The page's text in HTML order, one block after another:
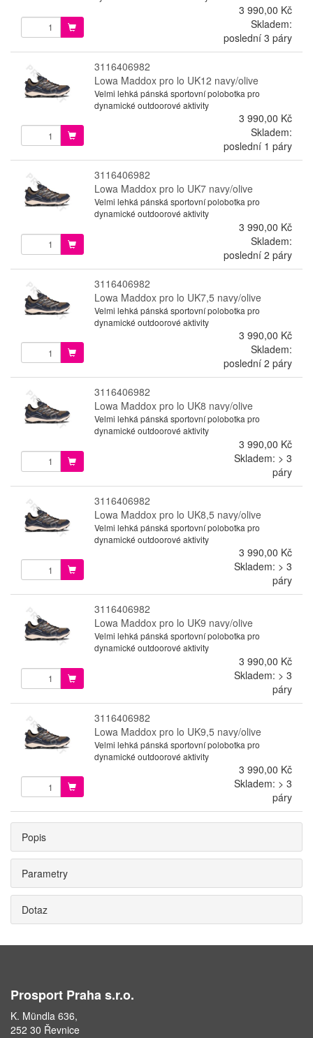
3 990,00 Kč
Skladem:
poslední 3 páry
3116406982
Lowa Maddox pro lo UK12 navy/olive
Velmi lehká pánská sportovní polobotka pro
dynamické outdoorové aktivity
3 990,00 Kč
Skladem:
poslední 1 páry
3116406982
Lowa Maddox pro lo UK7 navy/olive
Velmi lehká pánská sportovní polobotka pro
dynamické outdoorové aktivity
3 990,00 Kč
Skladem:
poslední 2 páry
3116406982
Lowa Maddox pro lo UK7,5 navy/olive
Velmi lehká pánská sportovní polobotka pro
dynamické outdoorové aktivity
3 990,00 Kč
Skladem:
poslední 2 páry
3116406982
Lowa Maddox pro lo UK8 navy/olive
Velmi lehká pánská sportovní polobotka pro
dynamické outdoorové aktivity
3 990,00 Kč
Skladem: > 3
páry
3116406982
Lowa Maddox pro lo UK8,5 navy/olive
Velmi lehká pánská sportovní polobotka pro
dynamické outdoorové aktivity
3 990,00 Kč
Skladem: > 3
páry
3116406982
Lowa Maddox pro lo UK9 navy/olive
Velmi lehká pánská sportovní polobotka pro
dynamické outdoorové aktivity
3 990,00 Kč
Skladem: > 3
páry
3116406982
Lowa Maddox pro lo UK9,5 navy/olive
Velmi lehká pánská sportovní polobotka pro
dynamické outdoorové aktivity
3 990,00 Kč
Skladem: > 3
páry
Popis
Parametry
Dotaz
Prosport Praha s.r.o.
K. Mündla 636,
252 30 Řevnice